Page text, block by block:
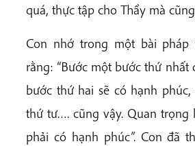
quá, thực tập cho Thầy mà
Con nhớ trong một bài pháp
rằng: “Bước một bước thứ nhất
bước thứ hai sẽ có hạnh
thứ tư…. cũng vậy. Quan trọng
phải có hạnh phúc”. Con đã